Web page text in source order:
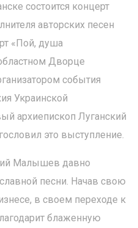
состоится концерт
авторских песен
«Пой, душа
Дворце
события
Украинской
архиепископ Луганский
это выступление.
Малышев давно
песни. Начав свою
в своем переходе к
блаженную